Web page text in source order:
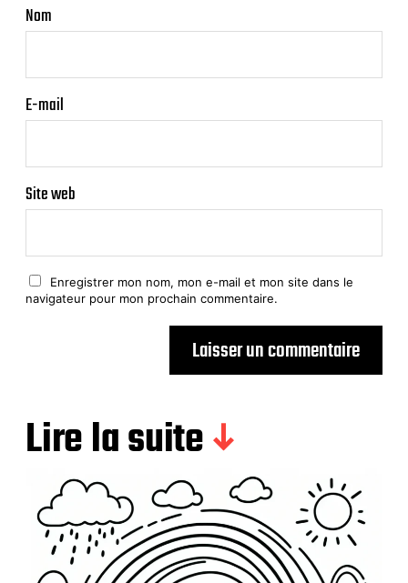
Nom
E-mail
Site web
Enregistrer mon nom, mon e-mail et mon site dans le
navigateur pour mon prochain commentaire.
Lire la suite